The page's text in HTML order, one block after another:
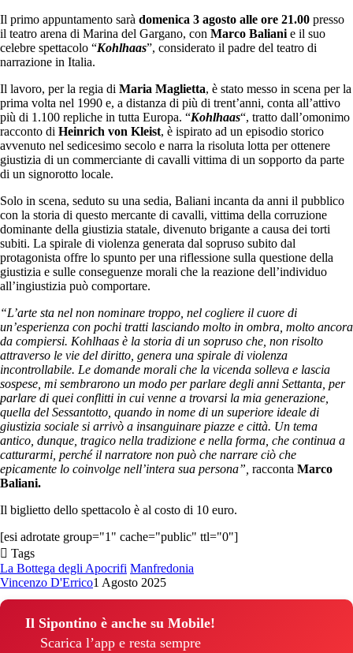
Il primo appuntamento sarà domenica 3 agosto alle ore 21.00 presso
il teatro arena di Marina del Gargano, con Marco Baliani e il suo
celebre spettacolo “Kohlhaas”, considerato il padre del teatro di
narrazione in Italia.
Il lavoro, per la regia di Maria Maglietta, è stato messo in scena per la
prima volta nel 1990 e, a distanza di più di trent’anni, conta all’attivo
più di 1.100 repliche in tutta Europa. “Kohlhaas“, tratto dall’omonimo
racconto di Heinrich von Kleist, è ispirato ad un episodio storico
avvenuto nel sedicesimo secolo e narra la risoluta lotta per ottenere
giustizia di un commerciante di cavalli vittima di un sopporto da parte
di un signorotto locale.
Solo in scena, seduto su una sedia, Baliani incanta da anni il pubblico
con la storia di questo mercante di cavalli, vittima della corruzione
dominante della giustizia statale, divenuto brigante a causa dei torti
subiti. La spirale di violenza generata dal sopruso subito dal
protagonista offre lo spunto per una riflessione sulla questione della
giustizia e sulle conseguenze morali che la reazione dell’individuo
all’ingiustizia può comportare.
“L’arte sta nel non nominare troppo, nel cogliere il cuore di
un’esperienza con pochi tratti lasciando molto in ombra, molto ancora
da compiersi. Kohlhaas è la storia di un sopruso che, non risolto
attraverso le vie del diritto, genera una spirale di violenza
incontrollabile. Le domande morali che la vicenda solleva e lascia
sospese, mi sembrarono un modo per parlare degli anni Settanta, per
parlare di quei conflitti in cui venne a trovarsi la mia generazione,
quella del Sessantotto, quando in nome di un superiore ideale di
giustizia sociale si arrivò a insanguinare piazze e città. Un tema
antico, dunque, tragico nella tradizione e nella forma, che continua a
catturarmi, perché il narratore non può che narrare ciò che
epicamente lo coinvolge nell’intera sua persona”, racconta Marco
Baliani.
Il biglietto dello spettacolo è al costo di 10 euro.
[esi adrotate group="1" cache="public" ttl="0"]
Tags
La Bottega degli Apocrifi Manfredonia
Vincenzo D'Errico1 Agosto 2025
Il Sipontino è anche su Mobile!
Scarica l’app e resta sempre